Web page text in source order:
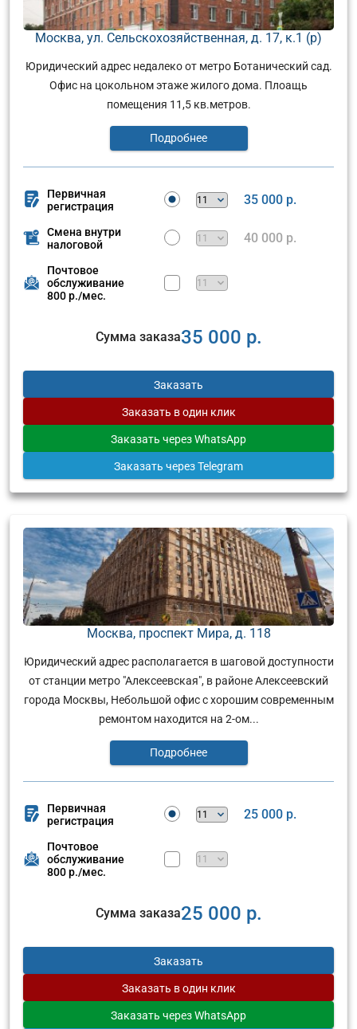
Москва, ул. Сельскохозяйственная, д. 17, к.1 (р)
Юридический адрес недалеко от метро Ботанический сад.
Офис на цокольном этаже жилого дома. Плоащь
помещения 11,5 кв.метров.
Подробнее
Первичная
регистрация
35 000 р.
Смена внутри
налоговой
40 000 р.
Почтовое
обслуживание
800 р./мес.
Сумма заказа35 000 р.
Заказать
Заказать в один клик
Заказать через WhatsApp
Заказать через Telegram
Москва, проспект Мира, д. 118
Юридический адрес располагается в шаговой доступности
от станции метро "Алексеевская", в районе Алексеевский
города Москвы, Небольшой офис с хорошим современным
ремонтом находится на 2-ом...
Подробнее
Первичная
регистрация
25 000 р.
Почтовое
обслуживание
800 р./мес.
Сумма заказа25 000 р.
Заказать
Заказать в один клик
Заказать через WhatsApp